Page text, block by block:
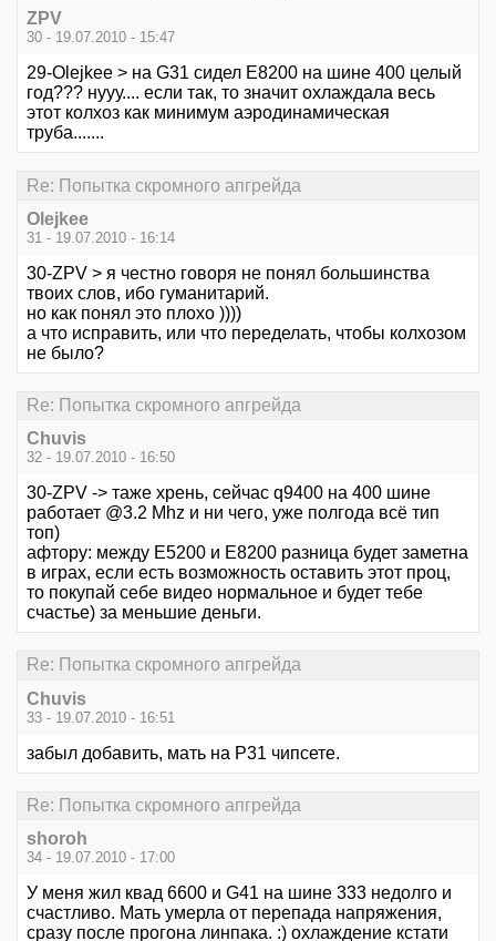
ZPV
30 - 19.07.2010 - 15:47
29-Olejkee > на G31 сидел Е8200 на шине 400 целый
год??? нууу.... если так, то значит охлаждала весь
этот колхоз как минимум аэродинамическая
труба.......
Re: Попытка скромного апгрейда
Olejkee
31 - 19.07.2010 - 16:14
30-ZPV > я честно говоря не понял большинства
твоих слов, ибо гуманитарий.
но как понял это плохо ))))
а что исправить, или что переделать, чтобы колхозом
не было?
Re: Попытка скромного апгрейда
Chuvis
32 - 19.07.2010 - 16:50
30-ZPV -> таже хрень, сейчас q9400 на 400 шине
работает @3.2 Mhz и ни чего, уже полгода всё тип
топ)
афтору: между Е5200 и Е8200 разница будет заметна
в играх, если есть возможность оставить этот проц,
то покупай себе видео нормальное и будет тебе
счастье) за меньшие деньги.
Re: Попытка скромного апгрейда
Chuvis
33 - 19.07.2010 - 16:51
забыл добавить, мать на P31 чипсете.
Re: Попытка скромного апгрейда
shoroh
34 - 19.07.2010 - 17:00
У меня жил квад 6600 и G41 на шине 333 недолго и
счастливо. Мать умерла от перепада напряжения,
сразу после прогона линпака. :) охлаждение кстати